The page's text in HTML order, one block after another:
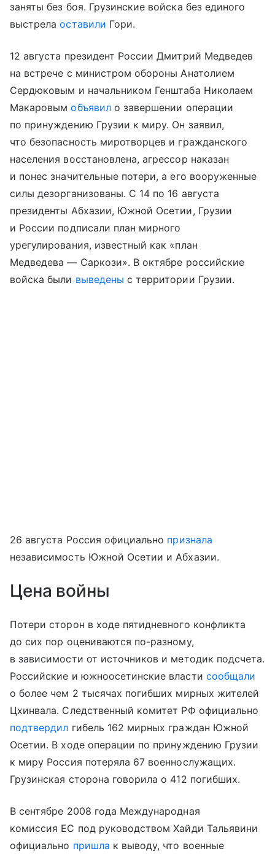
заняты без боя. Грузинские войска без единого
выстрелаоставили Гори.
12 августа президент России Дмитрий Медведев
на встрече с министром обороны Анатолием
Сердюковым и начальником Генштаба Николаем
Макаровымобъявило завершении операции
по принуждению Грузии к миру. Он заявил,
что безопасность миротворцев и гражданского
населения восстановлена, агрессор наказан
и понес значительные потери, а его вооруженные
силы дезорганизованы. С 14 по 16 августа
президенты Абхазии, Южной Осетии, Грузии
и России подписали план мирного
урегулирования, известный как «план
Медведева — Саркози». В октябре российские
войска были выведены с территории Грузии.
26 августа Россия официально признала
независимость Южной Осетии и Абхазии.
Цена войны
Потери сторон в ходе пятидневного конфликта
до сих пор оцениваются по-разному,
в зависимости от источников и методик подсчета.
Российские и южноосетинские власти сообщали
о более чем 2 тысячах погибших мирных жителей
Цхинвала. Следственный комитет РФ официально
подтвердил гибель 162 мирных граждан Южной
Осетии. В ходе операции по принуждению Грузии
к миру Россия потеряла 67 военнослужащих.
Грузинская сторона говорила о 412 погибших.
В сентябре 2008 года Международная
комиссия ЕС под руководством Хайди Тальявини
официально пришла к выводу, что военные